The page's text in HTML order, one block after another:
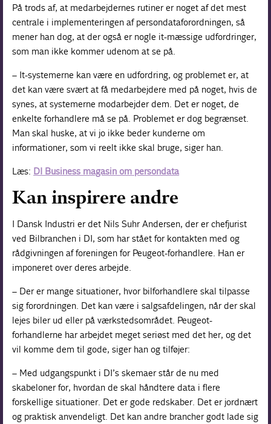
På trods af, at medarbejdernes rutiner er noget af det mest
centrale i implementeringen af persondataforordningen, så
mener han dog, at der også er nogle it-mæssige udfordringer,
som man ikke kommer udenom at se på.
– It-systemerne kan være en udfordring, og problemet er, at
det kan være svært at få medarbejdere med på noget, hvis de
synes, at systemerne modarbejder dem. Det er noget, de
enkelte forhandlere må se på. Problemet er dog begrænset.
Man skal huske, at vi jo ikke beder kunderne om
informationer, som vi reelt ikke skal bruge, siger han.
Læs: DI Business magasin om persondata
Kan inspirere andre
I Dansk Industri er det Nils Suhr Andersen, der er chefjurist
ved Bilbranchen i DI, som har stået for kontakten med og
rådgivningen af foreningen for Peugeot-forhandlere. Han er
imponeret over deres arbejde.
– Der er mange situationer, hvor bilforhandlere skal tilpasse
sig forordningen. Det kan være i salgsafdelingen, når der skal
lejes biler ud eller på værkstedsområdet. Peugeot-
forhandlerne har arbejdet meget seriøst med det her, og det
vil komme dem til gode, siger han og tilføjer:
– Med udgangspunkt i DI’s skemaer står de nu med
skabeloner for, hvordan de skal håndtere data i flere
forskellige situationer. Det er gode redskaber. Det er jordnært
og praktisk anvendeligt. Det kan andre brancher godt lade sig